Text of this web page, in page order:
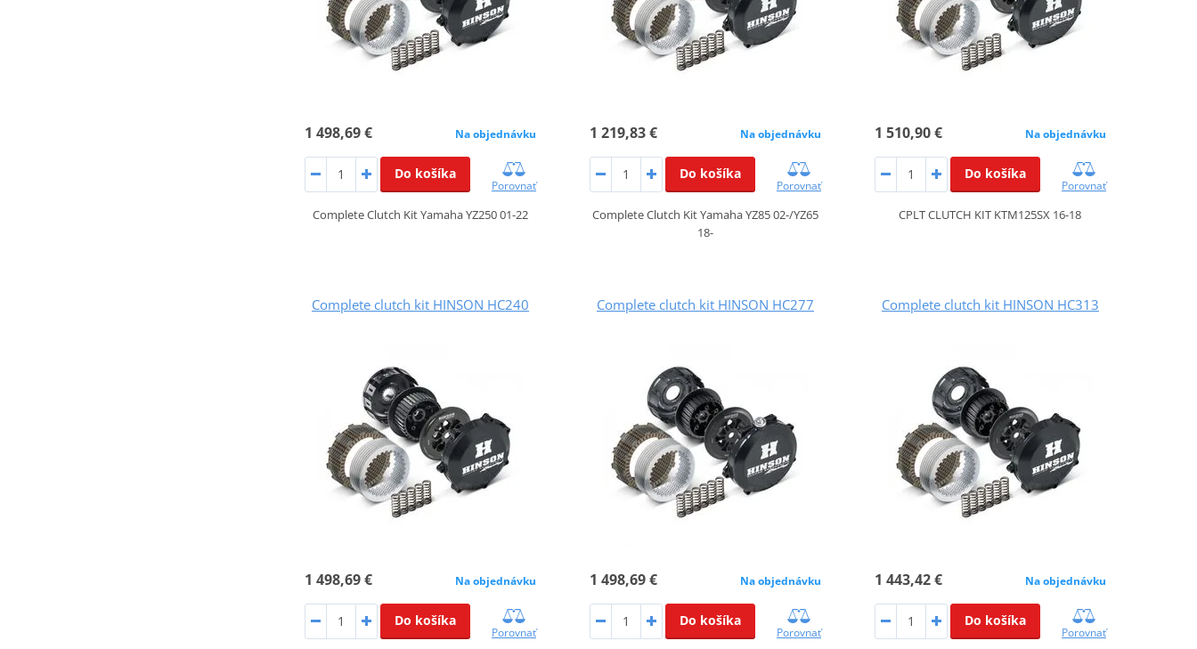
1 498,69 € Na objednávku
Do košíka
Porovnať
Complete Clutch Kit Yamaha YZ250 01-22
1 219,83 € Na objednávku
Do košíka
Porovnať
Complete Clutch Kit Yamaha YZ85 02-/YZ65
18-
1 510,90 € Na objednávku
Do košíka
Porovnať
CPLT CLUTCH KIT KTM125SX 16-18
Complete clutch kit HINSON HC240
1 498,69 € Na objednávku
Do košíka
Porovnať
Complete clutch kit HINSON HC277
1 498,69 € Na objednávku
Do košíka
Porovnať
Complete clutch kit HINSON HC313
1 443,42 € Na objednávku
Do košíka
Porovnať